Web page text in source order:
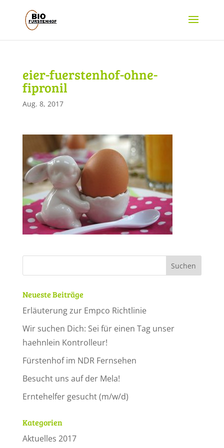
eier-fuerstenhof-ohne-
fipronil
Aug. 8, 2017
Neueste Beiträge
Erläuterung zur Empco Richtlinie
Wir suchen Dich: Sei für einen Tag unser
haehnlein Kontrolleur!
Fürstenhof im NDR Fernsehen
Besucht uns auf der Mela!
Erntehelfer gesucht (m/w/d)
Kategorien
Aktuelles 2017